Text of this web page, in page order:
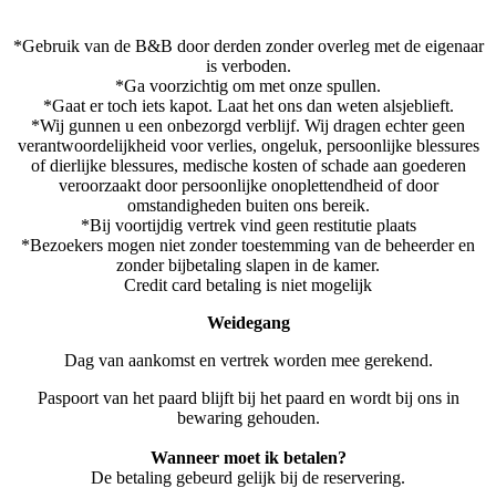
*Gebruik van de B&B door derden zonder overleg met de eigenaar
is verboden.
*Ga voorzichtig om met onze spullen.
*Gaat er toch iets kapot. Laat het ons dan weten alsjeblieft.
*Wij gunnen u een onbezorgd verblijf. Wij dragen echter geen
verantwoordelijkheid voor verlies, ongeluk, persoonlijke blessures
of dierlijke blessures, medische kosten of schade aan goederen
veroorzaakt door persoonlijke onoplettendheid of door
omstandigheden buiten ons bereik.
*Bij voortijdig vertrek vind geen restitutie plaats
*Bezoekers mogen niet zonder toestemming van de beheerder en
zonder bijbetaling slapen in de kamer.
Credit card betaling is niet mogelijk
Weidegang
Dag van aankomst en vertrek worden mee gerekend.
Paspoort van het paard blijft bij het paard en wordt bij ons in
bewaring gehouden.
Wanneer moet ik betalen?
De betaling gebeurd gelijk bij de reservering.